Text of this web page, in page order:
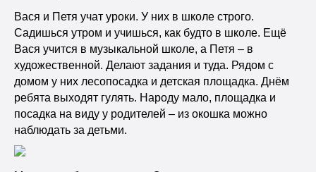
Вася и Петя учат уроки. У них в школе строго.
Садишься утром и учишься, как будто в школе. Ещё
Вася учится в музыкальной школе, а Петя – в
художественной. Делают задания и туда. Рядом с
домом у них лесопосадка и детская площадка. Днём
ребята выходят гулять. Народу мало, площадка и
посадка на виду у родителей – из окошка можно
наблюдать за детьми.